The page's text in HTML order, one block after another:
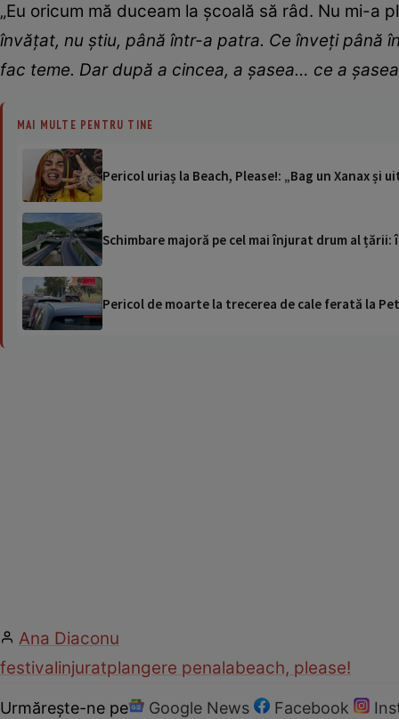
„Eu oricum mă duceam la școală să râd. Nu mi-
învățat, nu știu, până într-a patra. Ce înveți până
fac teme. Dar după a cincea, a șasea… ce a
MAI MULTE PENTRU TINE
Pericol uriaș la Beach, Please!: „Bag un Xanax
Schimbare majoră pe cel mai înjurat drum al
Pericol de moarte la trecerea de cale ferată la
Ana Diaconu
festivalinjuratplangere penalabeach, please!
Urmărește-ne pe Google News Facebook